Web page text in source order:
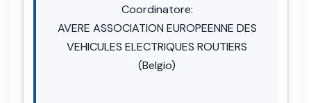
Coordinatore:
AVERE ASSOCIATION EUROPEENNE DES
VEHICULES ELECTRIQUES ROUTIERS
(Belgio)